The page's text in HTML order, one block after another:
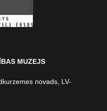
MUZEJS
novads, LV-